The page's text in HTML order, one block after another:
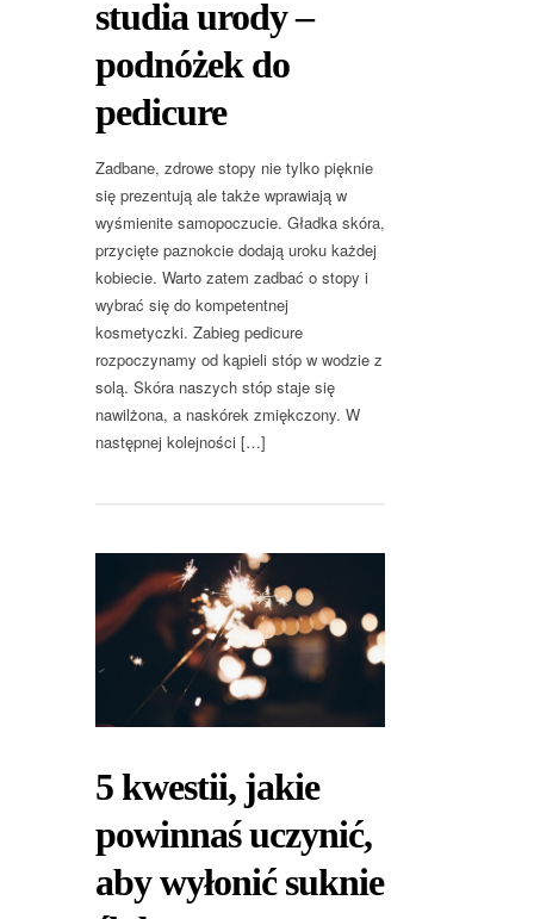
studia urody –
podnóżek do
pedicure
Zadbane, zdrowe stopy nie tylko pięknie
się prezentują ale także wprawiają w
wyśmienite samopoczucie. Gładka skóra,
przycięte paznokcie dodają uroku każdej
kobiecie. Warto zatem zadbać o stopy i
wybrać się do kompetentnej
kosmetyczki. Zabieg pedicure
rozpoczynamy od kąpieli stóp w wodzie z
solą. Skóra naszych stóp staje się
nawilżona, a naskórek zmiękczony. W
następnej kolejności […]
5 kwestii, jakie
powinnaś uczynić,
aby wyłonić suknie